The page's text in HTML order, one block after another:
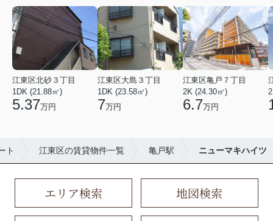
江東区北砂３丁目
1DK (21.88㎡)
5.37万円
江東区大島３丁目
1DK (23.58㎡)
7万円
江東区亀戸７丁目
2K (24.30㎡)
6.7万円
ト 江東区の賃貸物件一覧 亀戸駅 ニューマキハイツ
エリア検索 地図検索